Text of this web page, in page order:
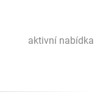
aktivní nabídka